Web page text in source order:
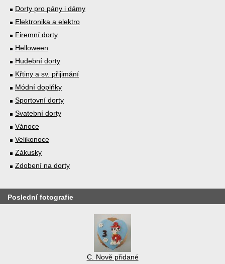
Dorty pro pány i dámy
Elektronika a elektro
Firemní dorty
Helloween
Hudební dorty
Křtiny a sv. přijimání
Módní doplňky
Sportovní dorty
Svatební dorty
Vánoce
Velikonoce
Zákusky
Zdobení na dorty
Poslední fotografie
C. Nově přidané